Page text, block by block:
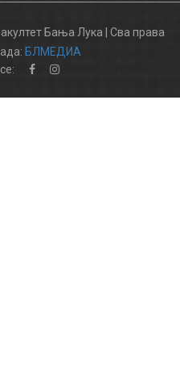
Бања Лука | Сва права
БЛМЕДИА